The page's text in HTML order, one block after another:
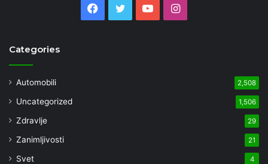
Facebook
TwitterYouTubeInstagram
Categories
Automobili 2,508
Uncategorized 1,506
Zdravlje 29
Zanimljivosti 21
Svet 4